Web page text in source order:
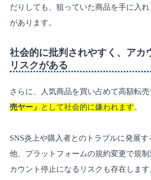
だりしても、狙っていた商品を手に入
があります。
社会的に批判されやすく、アカ
リスクがある
さらに、人気商品を買い占めて高額転
売ヤー 」 として社会的に嫌われます。
SNS炎上や購入者とのトラブルに発展す
他、プラットフォームの規約変更で規
カウント停止になるリスクも存在します